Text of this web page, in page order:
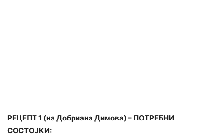
РЕЦЕПТ 1 (на Добриана Димова) – ПОТРЕБНИ
СОСТОЈКИ: